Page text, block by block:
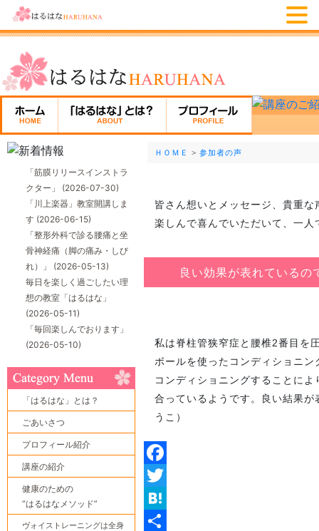
ＨＯＭＥ > 参加者の声
皆さん想いとメッセージ、貴重
楽しんで喜んでいただいて、一
良い効果が表れているの
私は脊柱管狭窄症と腰椎2番目を
ボールを使ったコンディショニ
コンディショニングすることに
合っているようです。良い結果
うこ）
Facebook
Twitter
Hatena
「筋膜リリースインストラ
クター」 (2026-07-30)
「川上楽器」教室開講しま
す (2026-06-15)
「整形外科で診る腰痛と坐
骨神経痛（脚の痛み・しび
れ）」 (2026-05-13)
毎日を楽しく過ごしたい理
想の教室「はるはな」
(2026-05-11)
「毎回楽しんでおります」
(2026-05-10)
「はるはな」とは？
ごあいさつ
プロフィール紹介
講座の紹介
健康のための
“はるはなメソッド”
ヴォイストレーニングは全身